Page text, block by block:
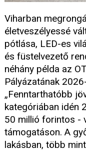
Viharban
életveszélyessé
pótlása, LED-es
és füstelvezető
néhány példa az
Pályázatának
„Fenntarthatóbb
kategóriában idén
50 millió forintos -
támogatáson. A
lakásban, több